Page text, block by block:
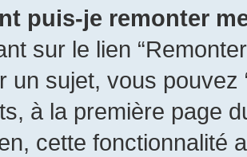
puis-je remonter
sur le lien
un sujet, vous pouvez
à la première page
cette fonctionnalité